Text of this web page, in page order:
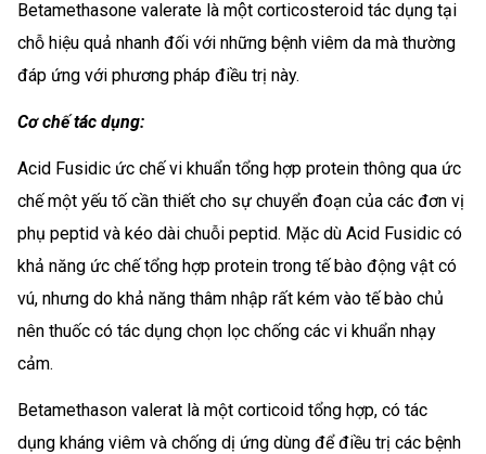
Betamethasone valerate là một corticosteroid tác dụng tại
chỗ hiệu quả nhanh đối với những bệnh viêm da mà thường
đáp ứng với phương pháp điều trị này.
Cơ chế tác dụng:
Acid Fusidic ức chế vi khuẩn tổng hợp protein thông qua ức
chế một yếu tố cần thiết cho sự chuyển đoạn của các đơn vị
phụ peptid và kéo dài chuỗi peptid. Mặc dù Acid Fusidic có
khả năng ức chế tổng hợp protein trong tế bào động vật có
vú, nhưng do khả năng thâm nhập rất kém vào tế bào chủ
nên thuốc có tác dụng chọn lọc chống các vi khuẩn nhạy
cảm.
Betamethason valerat là một corticoid tổng hợp, có tác
dụng kháng viêm và chống dị ứng dùng để điều trị các bệnh